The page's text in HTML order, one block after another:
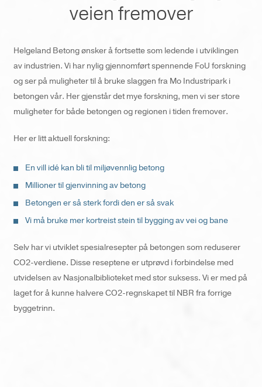
veien fremover
Helgeland Betong ønsker å fortsette som ledende i utviklingen
av industrien. Vi har nylig gjennomført spennende FoU forskning
og ser på muligheter til å bruke slaggen fra Mo Industripark i
betongen vår. Her gjenstår det mye forskning, men vi ser store
muligheter for både betongen og regionen i tiden fremover.
Her er litt aktuell forskning:
En vill idé kan bli til miljøvennlig betong
Millioner til gjenvinning av betong
Betongen er så sterk fordi den er så svak
Vi må bruke mer kortreist stein til bygging av vei og bane
Selv har vi utviklet spesialresepter på betongen som reduserer
CO2-verdiene. Disse reseptene er utprøvd i forbindelse med
utvidelsen av Nasjonalbiblioteket med stor suksess. Vi er med på
laget for å kunne halvere CO2-regnskapet til NBR fra forrige
byggetrinn.